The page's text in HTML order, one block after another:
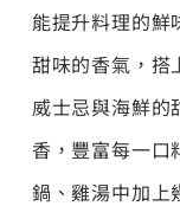
能提升料理的鮮
甜味的香氣，搭
威士忌與海鮮的
香，豐富每一口
鍋、雞湯中加上